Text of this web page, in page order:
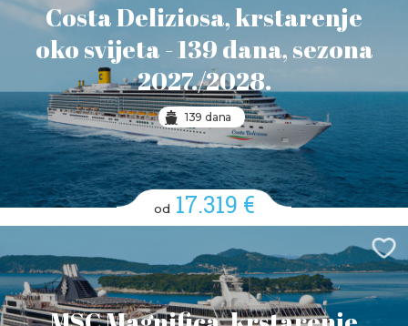
Costa Deliziosa, krstarenje
oko svijeta - 139 dana, sezona
2027./2028.
139 dana
od 17.319 €